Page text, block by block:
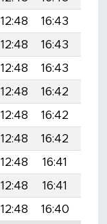
12:48 16:43
12:48 16:43
12:48 16:43
12:48 16:42
12:48 16:42
12:48 16:42
12:48 16:41
12:48 16:41
12:48 16:40